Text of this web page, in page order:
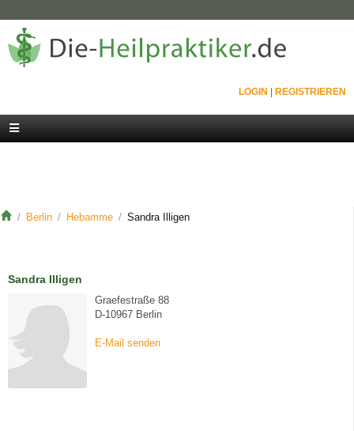
LOGIN REGISTRIEREN
Berlin Hebamme Sandra Illigen
Sandra Illigen
Graefestraße 88
D-10967 Berlin
E-Mail senden